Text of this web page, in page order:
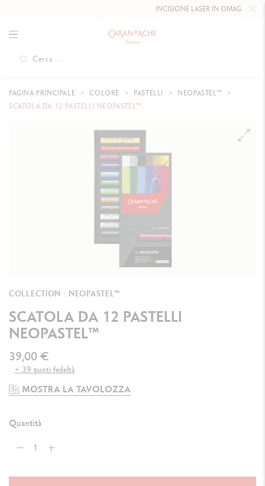
INCISIONE LASER IN OMAGGIO FINO AL
PAGINA PRINCIPALE COLORE PASTELLI
NEOPASTEL™
SCATOLA DA 12 PASTELLI NEOPASTEL™
COLLECTION : NEOPASTEL™
SCATOLA DA 12 PASTELLI
NEOPASTEL™
39,00 €
+ 39 punti fedeltà
MOSTRA LA TAVOLOZZA
Quantità